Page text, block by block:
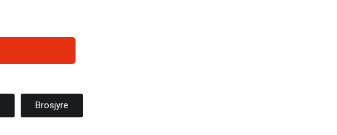
Brosjyre